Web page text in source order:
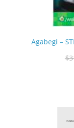
Agabegi –
$